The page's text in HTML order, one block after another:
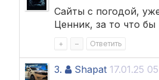
Сайты с погодой,
Ценник, за то что бы
+ – Ответить
3. Shapat 17.01.25